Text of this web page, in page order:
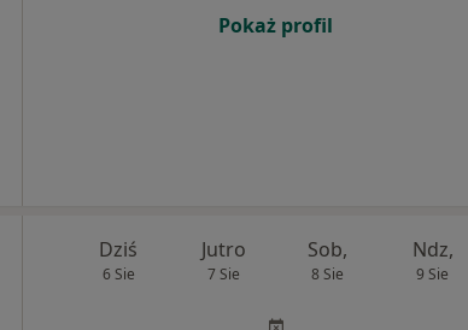
Pokaż profil
Dziś
6 Sie
Jutro
7 Sie
Sob,
8 Sie
Ndz,
9 Sie